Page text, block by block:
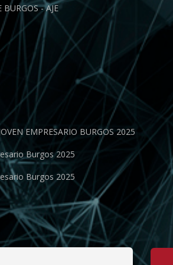
BURGOS - AJE
EMPRESARIO BURGOS 2025
Burgos 2025
Burgos 2025